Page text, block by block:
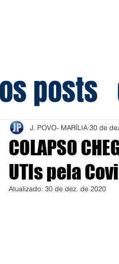
posts
COLAPSO
UTIs pela
J. POVO- MARÍLIA 30 de
Atualizado: 30 de dez. de 2020